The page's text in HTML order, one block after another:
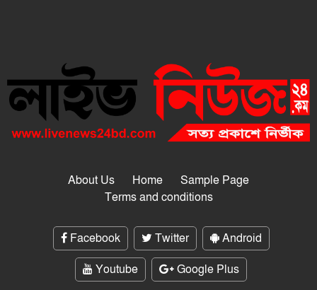
About Us Home
Sample Page
Terms and conditions
Facebook Twitter
Android
Youtube
Google Plus